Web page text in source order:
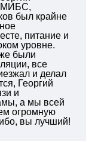
МИБС,
был крайне
питание и
уровне.
были
все
и делал
Георгий
и
а мы всей
огромную
вы лучший!